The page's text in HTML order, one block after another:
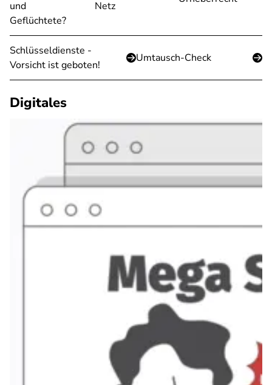
und
Geflüchtete?
Netz
Schlüsseldienste -
Vorsicht ist geboten!
Umtausch-Check
Digitales